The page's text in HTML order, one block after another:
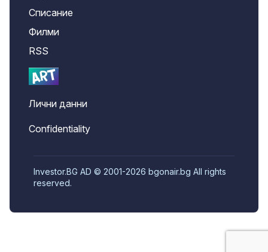
Списание
Филми
RSS
Лични данни
Confidentiality
Investor.BG AD © 2001-2026 bgonair.bg All rights
reserved.